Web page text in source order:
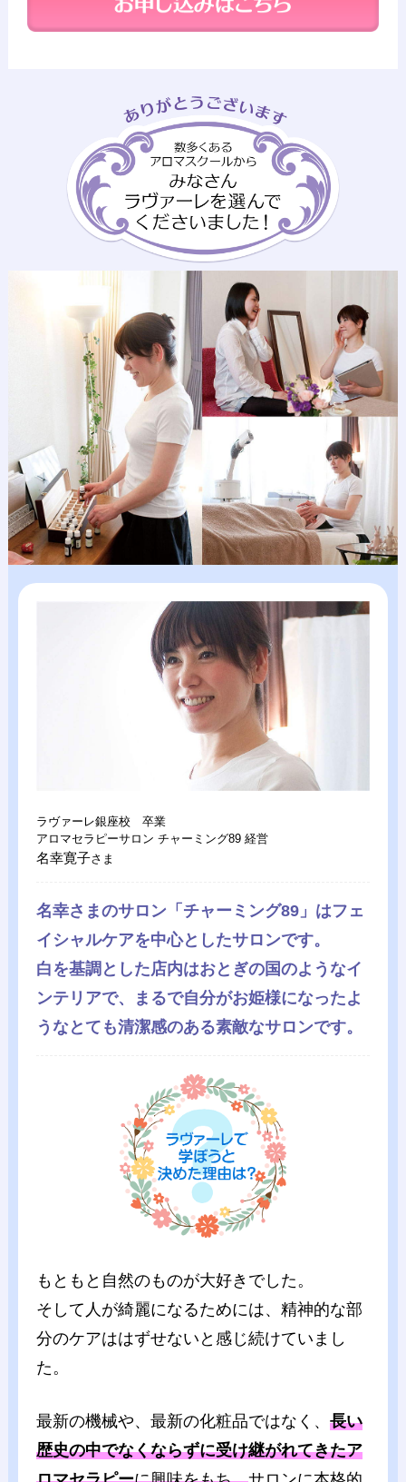
ラヴァーレ銀座校 卒業
アロマセラピーサロン チャーミング89 経営
名幸寛子さま
名幸さまのサロン「チャーミング89」はフェ
イシャルケアを中心としたサロンです。
白を基調とした店内はおとぎの国のようなイ
ンテリアで、まるで自分がお姫様になったよ
うなとても清潔感のある素敵なサロンです。
もともと自然のものが大好きでした。
そして人が綺麗になるためには、精神的な部
分のケアははずせないと感じ続けていまし
た。
最新の機械や、最新の化粧品ではなく、 長い
歴史の中でなくならずに受け継がれてきたア